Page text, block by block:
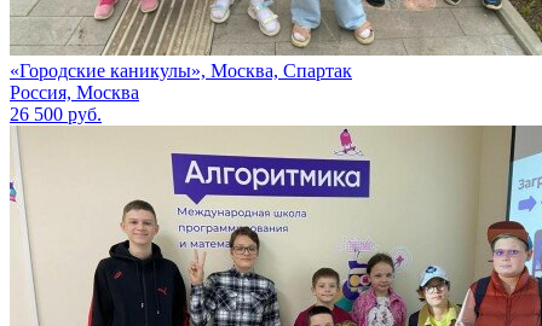
«Городские каникулы», Москва, Спартак
Россия, Москва
26 500 руб.